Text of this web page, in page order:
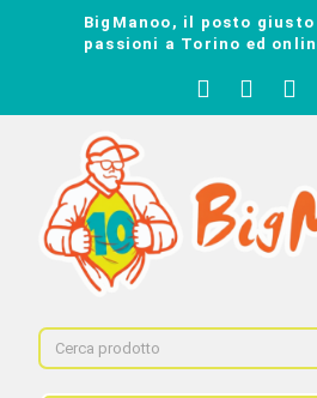
BigManoo, il posto
passioni a Torino ed